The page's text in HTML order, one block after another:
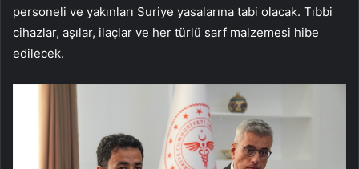
personeli ve yakınları Suriye yasalarına tabi olacak. Tıbbi
cihazlar, aşılar, ilaçlar ve her türlü sarf malzemesi hibe
edilecek.